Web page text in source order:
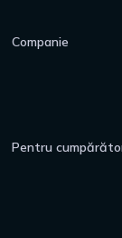
Companie
Pentru